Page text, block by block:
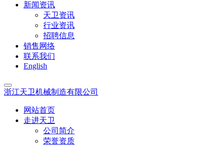
新闻资讯
天卫资讯
行业资讯
招聘信息
销售网络
联系我们
English
浙江天卫机械制造有限公司
网站首页
走进天卫
公司简介
荣誉资质